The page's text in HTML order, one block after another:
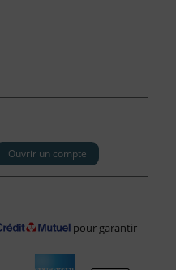
Ouvrir un compte
pour garantir